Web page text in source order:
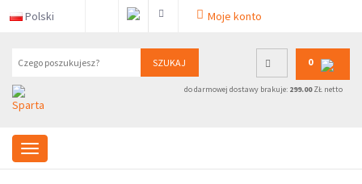
Polski Moje konto
SZUKAJ 0
do darmowej dostawy brakuje: 299.00ZŁ netto